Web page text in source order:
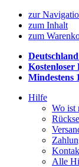
zur
zum Inhalt
zum
Kostenloser
Mindestens
Hilfe
Wo ist
Alle